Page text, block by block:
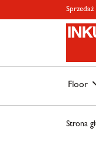
Skip to main content Skip
Floor
Strona